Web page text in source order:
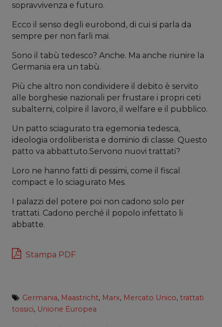
sopravvivenza e futuro.
Ecco il senso degli eurobond, di cui si parla da
sempre per non farli mai.
Sono il tabù tedesco? Anche. Ma anche riunire la
Germania era un tabù.
Più che altro non condividere il debito è servito
alle borghesie nazionali per frustare i propri ceti
subalterni, colpire il lavoro, il welfare e il pubblico.
Un patto sciagurato tra egemonia tedesca,
ideologia ordoliberista e dominio di classe. Questo
patto va abbattuto.Servono nuovi trattati?
Loro ne hanno fatti di pessimi, come il fiscal
compact e lo sciagurato Mes.
I palazzi del potere poi non cadono solo per
trattati. Cadono perché il popolo infettato li
abbatte.
Stampa PDF
Germania, Maastricht, Marx, Mercato Unico, trattati
tossici, Unione Europea